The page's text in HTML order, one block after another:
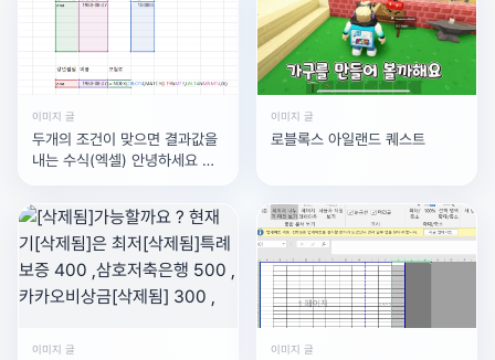
이미지 글
두개의 조건이 맞으면 결과값을
내는 수식(엑셀) 안녕하세요 엑
이미지 글
로블록스 아일랜드 퀘스트
이미지 글 이미지 글